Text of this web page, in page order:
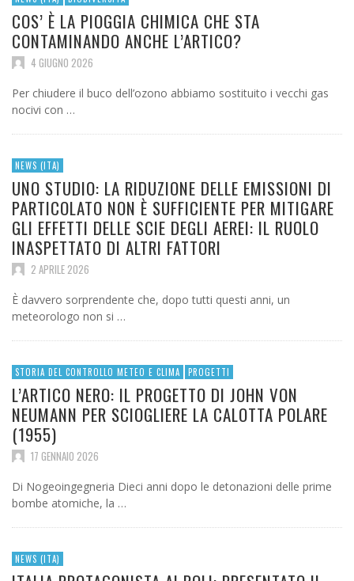
COS’ È LA PIOGGIA CHIMICA CHE STA
CONTAMINANDO ANCHE L’ARTICO?
4 GIUGNO 2026
Per chiudere il buco dell’ozono abbiamo sostituito i vecchi gas
nocivi con …
NEWS (ITA)
UNO STUDIO: LA RIDUZIONE DELLE EMISSIONI DI
PARTICOLATO NON È SUFFICIENTE PER MITIGARE
GLI EFFETTI DELLE SCIE DEGLI AEREI: IL RUOLO
INASPETTATO DI ALTRI FATTORI
2 APRILE 2026
È davvero sorprendente che, dopo tutti questi anni, un
meteorologo non si …
STORIA DEL CONTROLLO METEO E CLIMA PROGETTI
L’ARTICO NERO: IL PROGETTO DI JOHN VON
NEUMANN PER SCIOGLIERE LA CALOTTA POLARE
(1955)
17 GENNAIO 2026
Di Nogeoingegneria Dieci anni dopo le detonazioni delle prime
bombe atomiche, la …
NEWS (ITA)